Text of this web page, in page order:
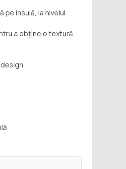
pe insulă, la nivelul
a obține o textură